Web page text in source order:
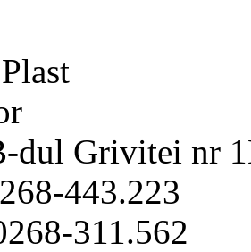
dul Grivitei nr
443.223
311.562